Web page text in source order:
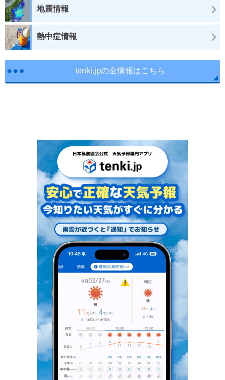
地震情報
熱中症情報
tenki.jpの全情報はこちら